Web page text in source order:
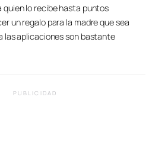
quien lo recibe hasta puntos
un regalo para la madre que sea
las aplicaciones son bastante
PUBLICIDAD